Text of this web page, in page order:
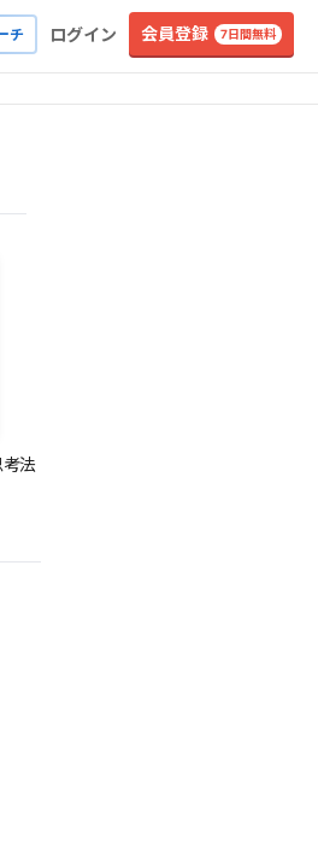
チ ログイン 会員登録 7日間無料
法